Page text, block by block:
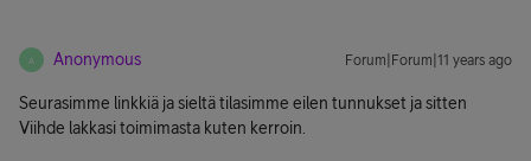
A Anonymous Forum|Forum|11 years ago
Seurasimme linkkiä ja sieltä tilasimme eilen tunnukset ja sitten
Viihde lakkasi toimimasta kuten kerroin.